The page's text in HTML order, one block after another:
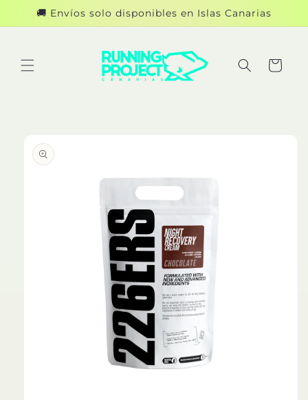
directamente
al contenido
🚚 Envíos solo disponibles en Islas Canarias
Carrito
información
del producto